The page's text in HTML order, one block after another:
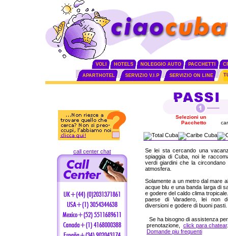
VOLI HOTELS NOLEGGIO AUTO PACCHETTI
APARTHOTEL SERVIZIO V.I.P SERVIZIO ON LINE
call center chat
Selezioni un
Pacchetto
Se lei sta cercando una
spiaggia di Cuba, noi le
verdi giardini che la
atmosfera.
Solamente a un metro dal mare
acque blu e una banda larga di
e godere del caldo clima
paese di Varadero, lei non
diversioni e godere di buoni pasti.
Se ha bisogno di assistenza
prenotazione, click para chatear
Domande piu frequenti